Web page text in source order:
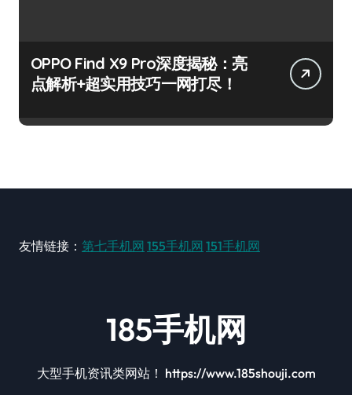
OPPO Find X9 Pro深度揭秘：亮
点解析+超实用技巧一网打尽！
友情链接： 第七手机网 155手机网 151手机网
185手机网
大型手机资讯类网站！ https://www.185shouji.com